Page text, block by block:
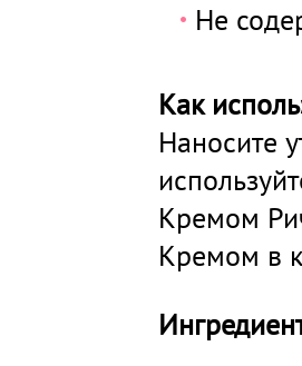
Не
Как
Наносите
Кремом
Кремом в